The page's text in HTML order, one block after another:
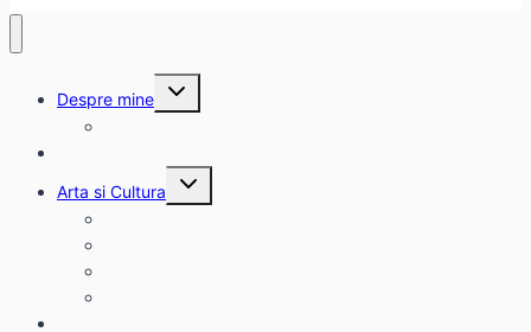
Despre mine
Toggle
Arta si Cultura
Toggle